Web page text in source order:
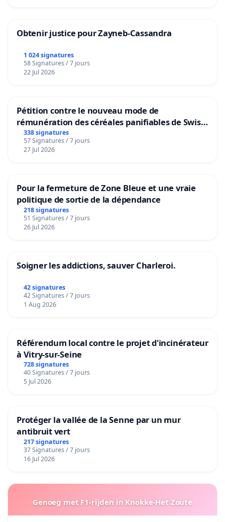
Obtenir justice pour Zayneb-Cassandra
1 024 signatures
58 Signatures / 7 jours
22 Jul 2026
Pétition contre le nouveau mode de
rémunération des céréales panifiables de Swiss
granum basé sur la teneur en protéines
338 signatures
57 Signatures / 7 jours
27 Jul 2026
Pour la fermeture de Zone Bleue et une vraie
politique de sortie de la dépendance
218 signatures
51 Signatures / 7 jours
26 Jul 2026
Soigner les addictions, sauver Charleroi.
42 signatures
42 Signatures / 7 jours
1 Aug 2026
Référendum local contre le projet d'incinérateur
à Vitry-sur-Seine
728 signatures
40 Signatures / 7 jours
5 Jul 2026
Protéger la vallée de la Senne par un mur
antibruit vert
217 signatures
37 Signatures / 7 jours
16 Jul 2026
Genoeg met F1-rijden in Knokke-Het Zoute